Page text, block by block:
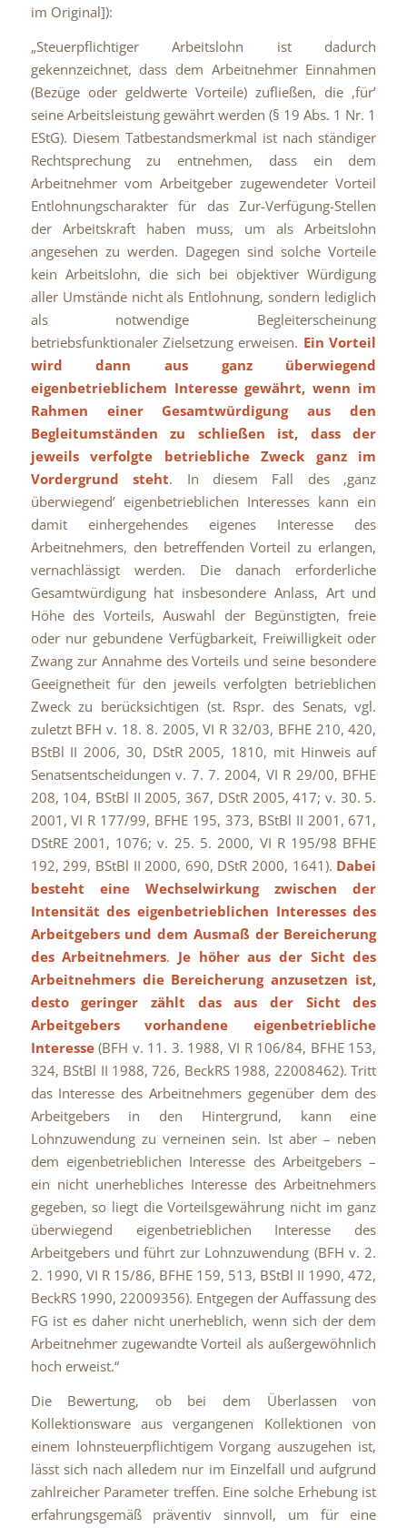
im Original]):
„Steuerpflichtiger Arbeitslohn ist dadurch
gekennzeichnet, dass dem Arbeitnehmer Einnahmen
(Bezüge oder geldwerte Vorteile) zufließen, die ‚für’
seine Arbeitsleistung gewährt werden (§ 19 Abs. 1 Nr. 1
EStG). Diesem Tatbestandsmerkmal ist nach ständiger
Rechtsprechung zu entnehmen, dass ein dem
Arbeitnehmer vom Arbeitgeber zugewendeter Vorteil
Entlohnungscharakter für das Zur-Verfügung-Stellen
der Arbeitskraft haben muss, um als Arbeitslohn
angesehen zu werden. Dagegen sind solche Vorteile
kein Arbeitslohn, die sich bei objektiver Würdigung
aller Umstände nicht als Entlohnung, sondern lediglich
als notwendige Begleiterscheinung
betriebsfunktionaler Zielsetzung erweisen. Ein Vorteil
wird dann aus ganz überwiegend
eigenbetrieblichem Interesse gewährt, wenn im
Rahmen einer Gesamtwürdigung aus den
Begleitumständen zu schließen ist, dass der
jeweils verfolgte betriebliche Zweck ganz im
Vordergrund steht. In diesem Fall des ‚ganz
überwiegend’ eigenbetrieblichen Interesses kann ein
damit einhergehendes eigenes Interesse des
Arbeitnehmers, den betreffenden Vorteil zu erlangen,
vernachlässigt werden. Die danach erforderliche
Gesamtwürdigung hat insbesondere Anlass, Art und
Höhe des Vorteils, Auswahl der Begünstigten, freie
oder nur gebundene Verfügbarkeit, Freiwilligkeit oder
Zwang zur Annahme des Vorteils und seine besondere
Geeignetheit für den jeweils verfolgten betrieblichen
Zweck zu berücksichtigen (st. Rspr. des Senats, vgl.
zuletzt BFH v. 18. 8. 2005, VI R 32/03, BFHE 210, 420,
BStBl II 2006, 30, DStR 2005, 1810, mit Hinweis auf
Senatsentscheidungen v. 7. 7. 2004, VI R 29/00, BFHE
208, 104, BStBl II 2005, 367, DStR 2005, 417; v. 30. 5.
2001, VI R 177/99, BFHE 195, 373, BStBl II 2001, 671,
DStRE 2001, 1076; v. 25. 5. 2000, VI R 195/98 BFHE
192, 299, BStBl II 2000, 690, DStR 2000, 1641). Dabei
besteht eine Wechselwirkung zwischen der
Intensität des eigenbetrieblichen Interesses des
Arbeitgebers und dem Ausmaß der Bereicherung
des Arbeitnehmers. Je höher aus der Sicht des
Arbeitnehmers die Bereicherung anzusetzen ist,
desto geringer zählt das aus der Sicht des
Arbeitgebers vorhandene eigenbetriebliche
Interesse(BFH v. 11. 3. 1988, VI R 106/84, BFHE 153,
324, BStBl II 1988, 726, BeckRS 1988, 22008462). Tritt
das Interesse des Arbeitnehmers gegenüber dem des
Arbeitgebers in den Hintergrund, kann eine
Lohnzuwendung zu verneinen sein. Ist aber – neben
dem eigenbetrieblichen Interesse des Arbeitgebers –
ein nicht unerhebliches Interesse des Arbeitnehmers
gegeben, so liegt die Vorteilsgewährung nicht im ganz
überwiegend eigenbetrieblichen Interesse des
Arbeitgebers und führt zur Lohnzuwendung (BFH v. 2.
2. 1990, VI R 15/86, BFHE 159, 513, BStBl II 1990, 472,
BeckRS 1990, 22009356). Entgegen der Auffassung des
FG ist es daher nicht unerheblich, wenn sich der dem
Arbeitnehmer zugewandte Vorteil als außergewöhnlich
hoch erweist.“
Die Bewertung, ob bei dem Überlassen von
Kollektionsware aus vergangenen Kollektionen von
einem lohnsteuerpflichtigem Vorgang auszugehen ist,
lässt sich nach alledem nur im Einzelfall und aufgrund
zahlreicher Parameter treffen. Eine solche Erhebung ist
erfahrungsgemäß präventiv sinnvoll, um für eine